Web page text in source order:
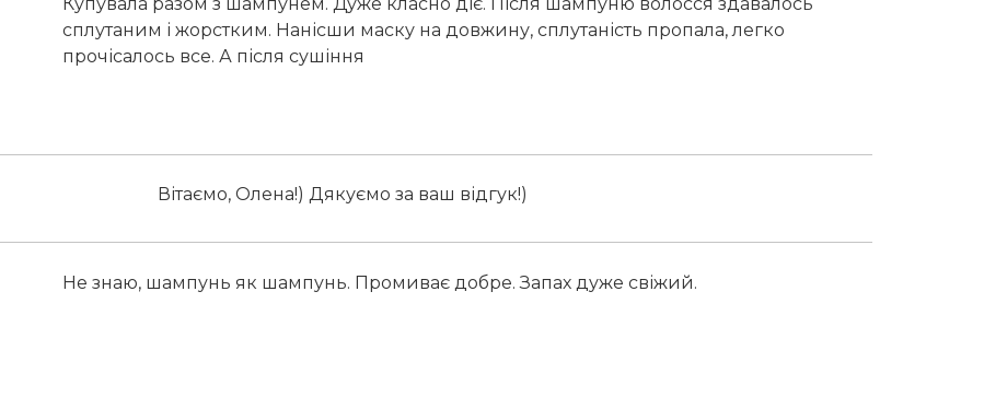
сплутаним і жорстким. Нанісши маску на довжину, сплутаність пропала, легко
прочісалось все. А після сушіння
Вітаємо, Олена!) Дякуємо за ваш відгук!)
Не знаю, шампунь як шампунь. Промиває добре. Запах дуже свіжий.